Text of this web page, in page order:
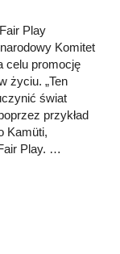
Play
Komitet
celu promocję
życiu. „Ten
świat
przykład
Kamüti,
Play. …